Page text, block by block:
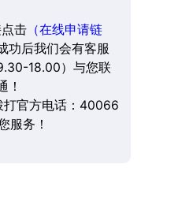
击（在线申请链
功后我们会有客服
18.00）与您联
！
打官方电话：40066
服务！